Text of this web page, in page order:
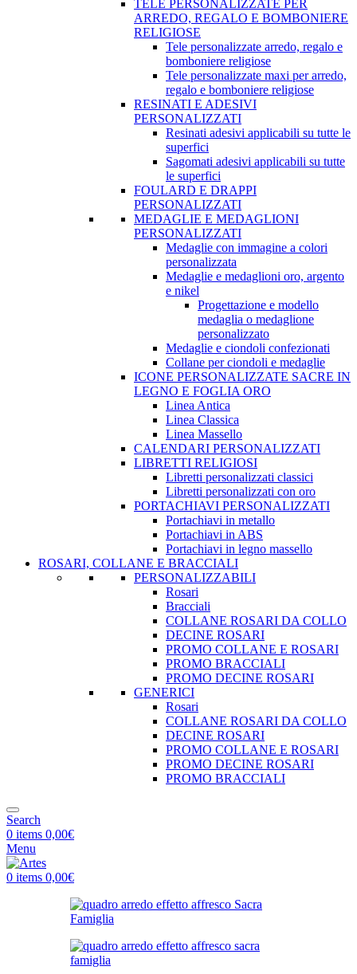
TELE PERSONALIZZATE PER
ARREDO, REGALO E BOMBONIERE
RELIGIOSE
Tele personalizzate arredo, regalo e
bomboniere religiose
Tele personalizzate maxi per arredo,
regalo e bomboniere religiose
RESINATI E ADESIVI
PERSONALIZZATI
Resinati adesivi applicabili su tutte le
superfici
Sagomati adesivi applicabili su tutte
le superfici
FOULARD E DRAPPI
PERSONALIZZATI
MEDAGLIE E MEDAGLIONI
PERSONALIZZATI
Medaglie con immagine a colori
personalizzata
Medaglie e medaglioni oro, argento
e nikel
Progettazione e modello
medaglia o medaglione
personalizzato
Medaglie e ciondoli confezionati
Collane per ciondoli e medaglie
ICONE PERSONALIZZATE SACRE IN
LEGNO E FOGLIA ORO
Linea Antica
Linea Classica
Linea Massello
CALENDARI PERSONALIZZATI
LIBRETTI RELIGIOSI
Libretti personalizzati classici
Libretti personalizzati con oro
PORTACHIAVI PERSONALIZZATI
Portachiavi in metallo
Portachiavi in ABS
Portachiavi in legno massello
ROSARI, COLLANE E BRACCIALI
PERSONALIZZABILI
Rosari
Bracciali
COLLANE ROSARI DA COLLO
DECINE ROSARI
PROMO COLLANE E ROSARI
PROMO BRACCIALI
PROMO DECINE ROSARI
GENERICI
Rosari
COLLANE ROSARI DA COLLO
DECINE ROSARI
PROMO COLLANE E ROSARI
PROMO DECINE ROSARI
PROMO BRACCIALI
Search
0 items 0,00€
Menu
0 items 0,00€